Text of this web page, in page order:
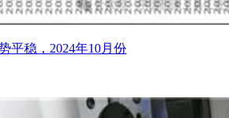
平稳，2024年10月份